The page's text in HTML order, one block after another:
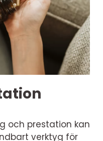
och prestation kan
verktyg för